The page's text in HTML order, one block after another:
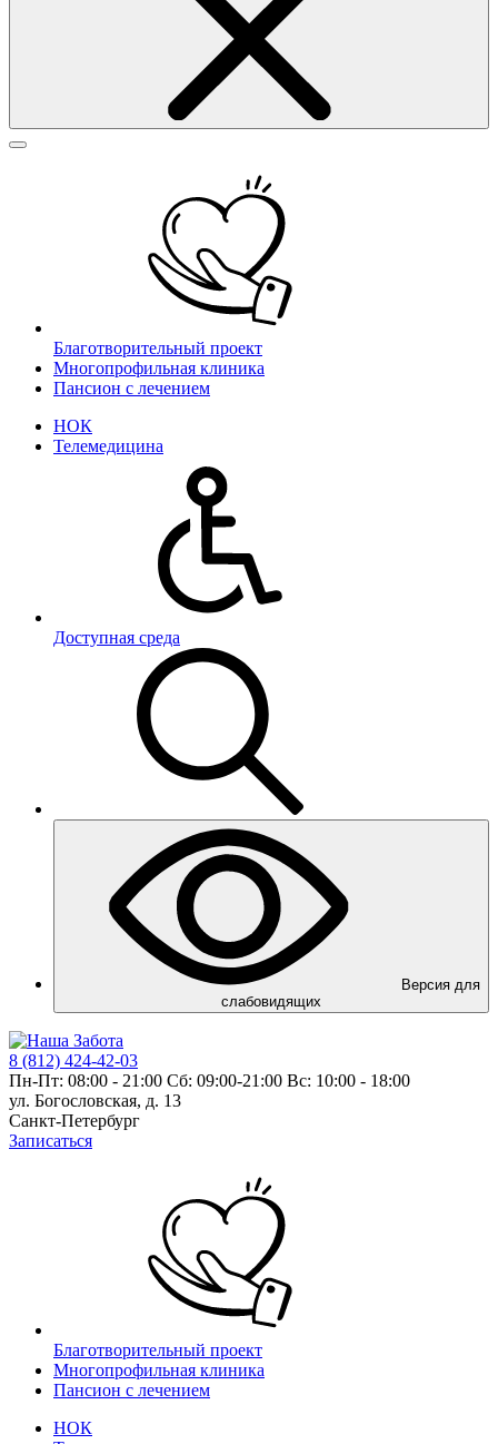
Благотворительный проект
Многопрофильная клиника
Пансион с лечением
НОК
Телемедицина
Доступная среда
Версия для
слабовидящих
8 (812) 424-42-03
Пн-Пт: 08:00 - 21:00 Сб: 09:00-21:00 Вс: 10:00 - 18:00
ул. Богословская, д. 13
Санкт-Петербург
Записаться
Благотворительный проект
Многопрофильная клиника
Пансион с лечением
НОК